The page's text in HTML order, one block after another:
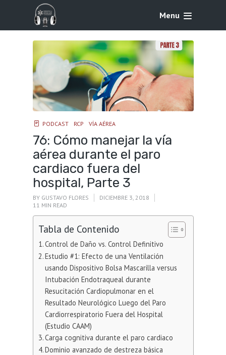
Menu
PODCAST RCP VÍA AÉREA
76: Cómo manejar la vía
aérea durante el paro
cardiaco fuera del
hospital, Parte 3
BY GUSTAVO FLORES
DICIEMBRE 3, 2018
11 MIN READ
Tabla de Contenido
Control de Daño vs. Control Definitivo
Estudio #1: Efecto de una Ventilación
usando Dispositivo Bolsa Mascarilla versus
Intubación Endotraqueal durante
Resucitación Cardiopulmonar en el
Resultado Neurológico Luego del Paro
Cardiorrespiratorio Fuera del Hospital
(Estudio CAAM)
Carga cognitiva durante el paro cardiaco
Dominio avanzado de destreza básica